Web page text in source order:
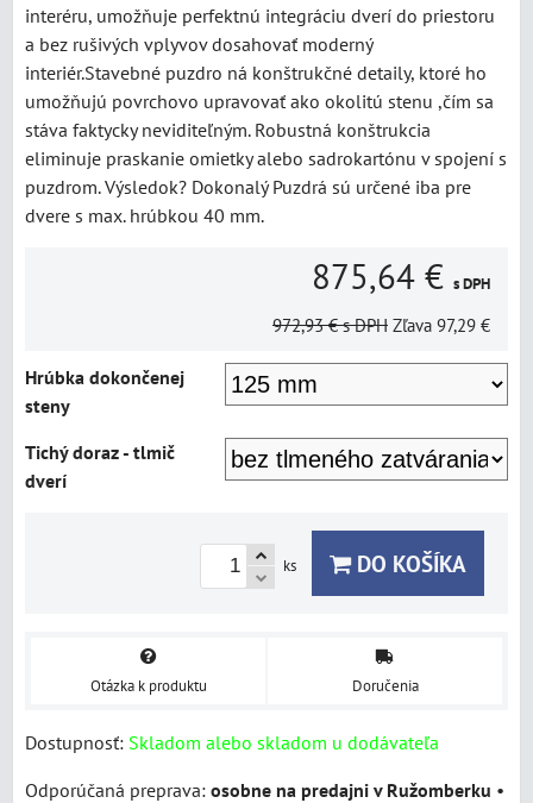
interéru, umožňuje perfektnú integráciu dverí do priestoru
a bez rušivých vplyvov dosahovať moderný
interiér.Stavebné puzdro ná konštrukčné detaily, ktoré ho
umožňujú povrchovo upravovať ako okolitú stenu ,čím sa
stáva faktycky neviditeľným. Robustná konštrukcia
eliminuje praskanie omietky alebo sadrokartónu v spojení s
puzdrom. Výsledok? Dokonalý Puzdrá sú určené iba pre
dvere s max. hrúbkou 40 mm.
875,64 € s DPH
972,93 € s DPH Zľava 97,29 €
Hrúbka dokončenej
steny
Tichý doraz - tlmič
dverí
ks DO KOŠÍKA
Otázka k produktu Doručenia
Dostupnosť: Skladom alebo skladom u dodávateľa
osobne na predajni v Ružomberku •